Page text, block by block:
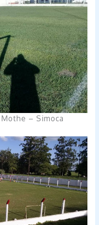
– Simoca